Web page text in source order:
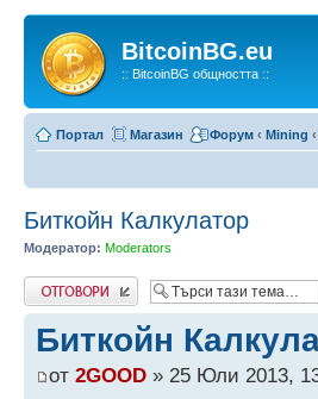
BitcoinBG.eu
:: BitcoinBG общността ::
Портал Магазин Форум ‹ Mining ‹
Биткойн Калкулатор
Модератор: Moderators
Напиши коментар
Биткойн
от 2GOOD » 25 Юли 2013,